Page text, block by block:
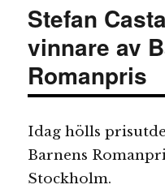
bor
Stefan
vinnare av
Romanpris
Idag hölls
Barnens
Stockholm.